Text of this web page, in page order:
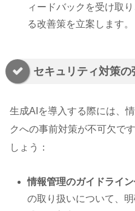
ィードバックを受け取
る改善策を立案します。
セキュリティ対策の
生成AIを導入する際には、
クへの事前対策が不可欠で
しょう：
情報管理のガイドライ
の取り扱いについて、